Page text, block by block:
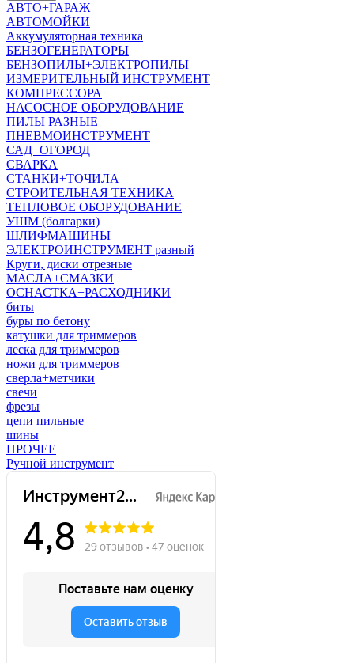
АВТО+ГАРАЖ
АВТОМОЙКИ
Аккумуляторная техника
БЕНЗОГЕНЕРАТОРЫ
БЕНЗОПИЛЫ+ЭЛЕКТРОПИЛЫ
ИЗМЕРИТЕЛЬНЫЙ ИНСТРУМЕНТ
КОМПРЕССОРА
НАСОСНОЕ ОБОРУДОВАНИЕ
ПИЛЫ РАЗНЫЕ
ПНЕВМОИНСТРУМЕНТ
САД+ОГОРОД
СВАРКА
СТАНКИ+ТОЧИЛА
СТРОИТЕЛЬНАЯ ТЕХНИКА
ТЕПЛОВОЕ ОБОРУДОВАНИЕ
УШМ (болгарки)
ШЛИФМАШИНЫ
ЭЛЕКТРОИНСТРУМЕНТ разный
Круги, диски отрезные
МАСЛА+СМАЗКИ
ОСНАСТКА+РАСХОДНИКИ
биты
буры по бетону
катушки для триммеров
леска для триммеров
ножи для триммеров
сверла+метчики
свечи
фрезы
цепи пильные
шины
ПРОЧЕЕ
Ручной инструмент